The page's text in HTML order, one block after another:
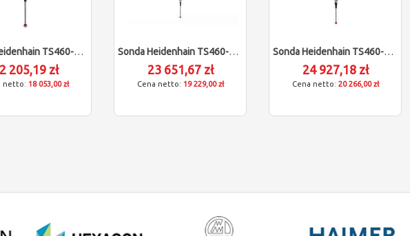
Sonda Heidenhain TS460-CP Bez Oprawki (dostawa 16-18 Tygodni)
205,19 zł
18 053,00 zł
Sonda Heidenhain TS460-CP SK40 S81 (dostawa 16-18 Tygodni)
23 651,67 zł
19 229,00 zł
Sonda Heidenhain TS460-CP HSK-A63 (dostawa 16-18 Tygodni)
24 927,18 zł
20 266,00 zł